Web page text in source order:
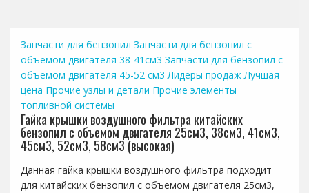
Запчасти для бензопил Запчасти для бензопил с
объемом двигателя 38-41см3 Запчасти для бензопил с
объемом двигателя 45-52 см3 Лидеры продаж Лучшая
цена Прочие узлы и детали Прочие элементы
топливной системы
Гайка крышки воздушного фильтра китайских
бензопил с объемом двигателя 25см3, 38см3, 41см3,
45см3, 52см3, 58см3 (высокая)
Данная гайка крышки воздушного фильтра подходит
для китайских бензопил с объемом двигателя 25см3,